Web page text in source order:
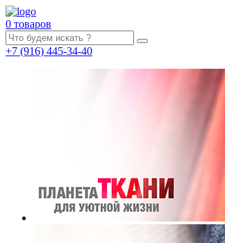
0 товаров
+7 (916) 445-34-40